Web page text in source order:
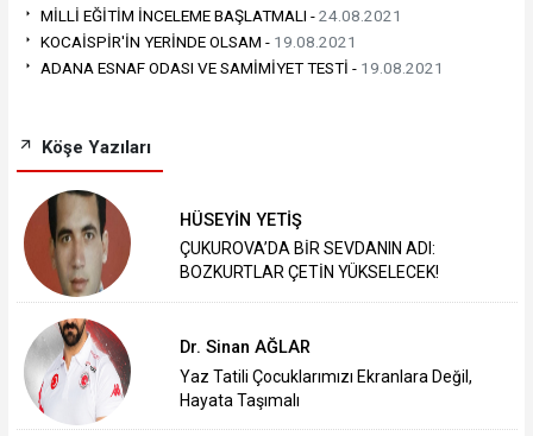
MİLLİ EĞİTİM İNCELEME BAŞLATMALI -24.08.2021
KOCAİSPİR'İN YERİNDE OLSAM - 19.08.2021
ADANA ESNAF ODASI VE SAMİMİYET TESTİ - 19.08.2021
Köşe Yazıları
HÜSEYİN YETİŞ
ÇUKUROVA’DA BİR SEVDANIN ADI:
BOZKURTLAR ÇETİN YÜKSELECEK!
Dr. Sinan AĞLAR
Yaz Tatili Çocuklarımızı Ekranlara Değil,
Hayata Taşımalı